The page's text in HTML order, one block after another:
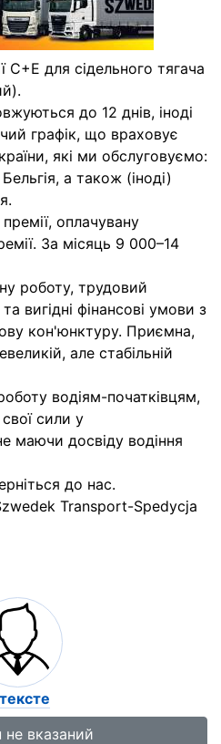
C+E для сідельного тягача
до 12 днів, іноді
графік, що враховує
які ми обслуговуємо:
а також (іноді)
оплачувану
За місяць 9 000–14
роботу, трудовий
вигідні фінансові умови з
кон'юнктуру. Приємна,
але стабільній
водіям-початківцям,
сили у
маючи досвіду водіння
до нас.
Transport-Spedycja
не вказаний